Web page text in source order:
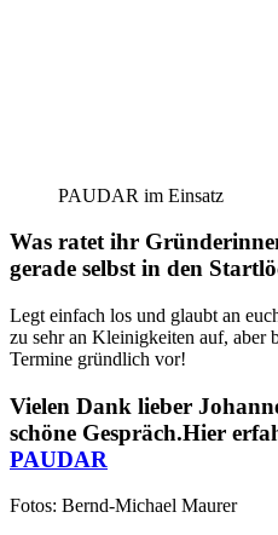
PAUDAR im Einsatz
Was ratet ihr
gerade selbst in den
Legt einfach los und glaubt an
zu sehr an Kleinigkeiten auf, aber
Termine gründlich vor!
Vielen Dank lieber
schöne Gespräch.Hier
PAUDAR
Fotos: Bernd-Michael Maurer